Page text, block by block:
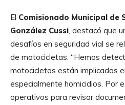
El Comisionado Municipal de
González Cussi, destacó que
desafíos en seguridad vial se
de motocicletas. “Hemos
motocicletas están implicadas
especialmente homicidios. Por
operativos para revisar